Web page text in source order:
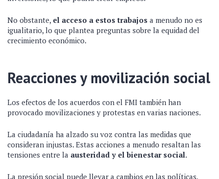
No obstante, el acceso a estos trabajos a menudo no es
igualitario, lo que plantea preguntas sobre la equidad del
crecimiento económico.
Reacciones y movilización social
Los efectos de los acuerdos con el FMI también han
provocado movilizaciones y protestas en varias naciones.
La ciudadanía ha alzado su voz contra las medidas que
consideran injustas. Estas acciones a menudo resaltan las
tensiones entre la austeridad y el bienestar social.
La presión social puede llevar a cambios en las políticas,